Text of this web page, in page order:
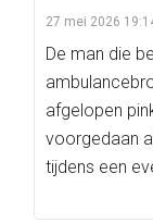
27 mei 2026
De man die
afgelopen
voorgedaan
tijdens een